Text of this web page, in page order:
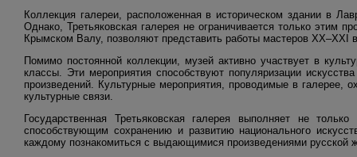
Коллекция галереи, расположенная в историческом здании в
Однако, Третьяковская галерея не ограничивается только этим
Крымском Валу, позволяют представить работы мастеров XX–XXI
Помимо постоянной коллекции, музей активно участвует в
классы. Эти мероприятия способствуют популяризации
произведений. Культурные мероприятия, проводимые в галерее,
культурные связи.
Государственная Третьяковская галерея выполняет не
способствующим сохранению и развитию национального
каждому познакомиться с выдающимися произведениями русской